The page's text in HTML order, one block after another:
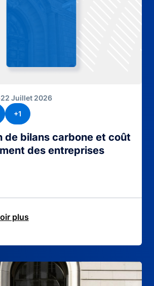
de bilans carbone et coût
des entreprises
22 Juillet 2026
+1
plus